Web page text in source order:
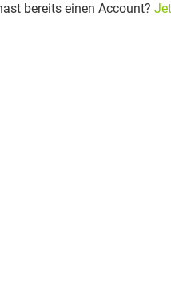
bereits einen Account?